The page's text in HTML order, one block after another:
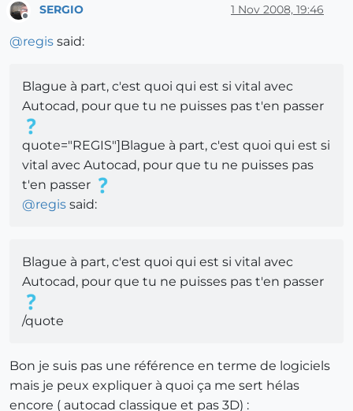
SERGIO 1 Nov 2008, 19:46
@regis said:
Blague à part, c'est quoi qui est si vital avec
Autocad, pour que tu ne puisses pas t'en passer
quote="REGIS"]Blague à part, c'est quoi qui est si
vital avec Autocad, pour que tu ne puisses pas
t'en passer
@regis said:
Blague à part, c'est quoi qui est si vital avec
Autocad, pour que tu ne puisses pas t'en passer
/quote
Bon je suis pas une référence en terme de logiciels
mais je peux expliquer à quoi ça me sert hélas
encore ( autocad classique et pas 3D) :